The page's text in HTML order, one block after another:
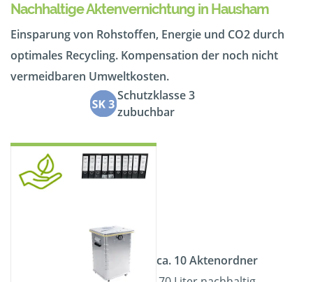
Nachhaltige Aktenvernichtung in Hausham
Einsparung von Rohstoffen, Energie und CO2 durch
optimales Recycling. Kompensation der noch nicht
vermeidbaren Umweltkosten.
Schutzklasse 3
zubuchbar
ca. 10 Aktenordner